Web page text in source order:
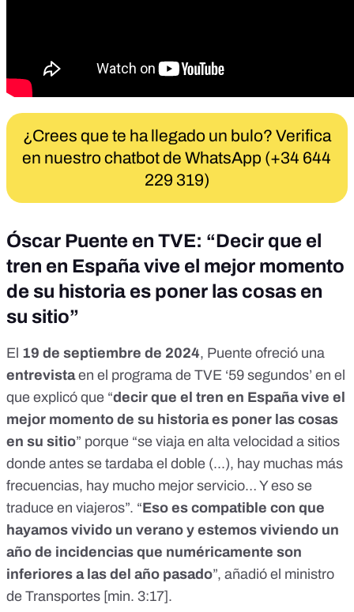
¿Crees que te ha llegado un bulo? Verifica
en nuestro chatbot de WhatsApp (+34 644
229 319)
Óscar Puente en TVE: “Decir que el
tren en España vive el mejor momento
de su historia es poner las cosas en
su sitio”
El 19 de septiembre de 2024, Puente ofreció una
entrevistaen el programa de TVE ‘59 segundos’ en el
que explicó que “decir que el tren en España vive el
mejor momento de su historia es poner las cosas
en su sitio” porque “se viaja en alta velocidad a sitios
donde antes se tardaba el doble (...), hay muchas más
frecuencias, hay mucho mejor servicio… Y eso se
traduce en viajeros”. “Eso es compatible con que
hayamos vivido un verano y estemos viviendo un
año de incidencias que numéricamente son
inferiores a las del año pasado”, añadió el ministro
de Transportes [min. 3:17].